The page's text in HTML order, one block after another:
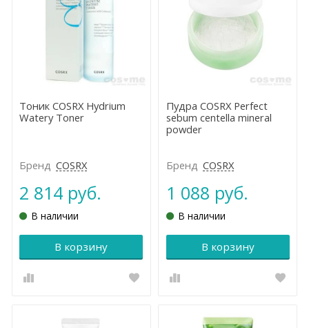
Тоник COSRX Hydrium
Watery Toner
Бренд COSRX
2 814 руб.
В наличии
В корзину
Пудра COSRX Perfect
sebum centella mineral
powder
Бренд COSRX
1 088 руб.
В наличии
В корзину